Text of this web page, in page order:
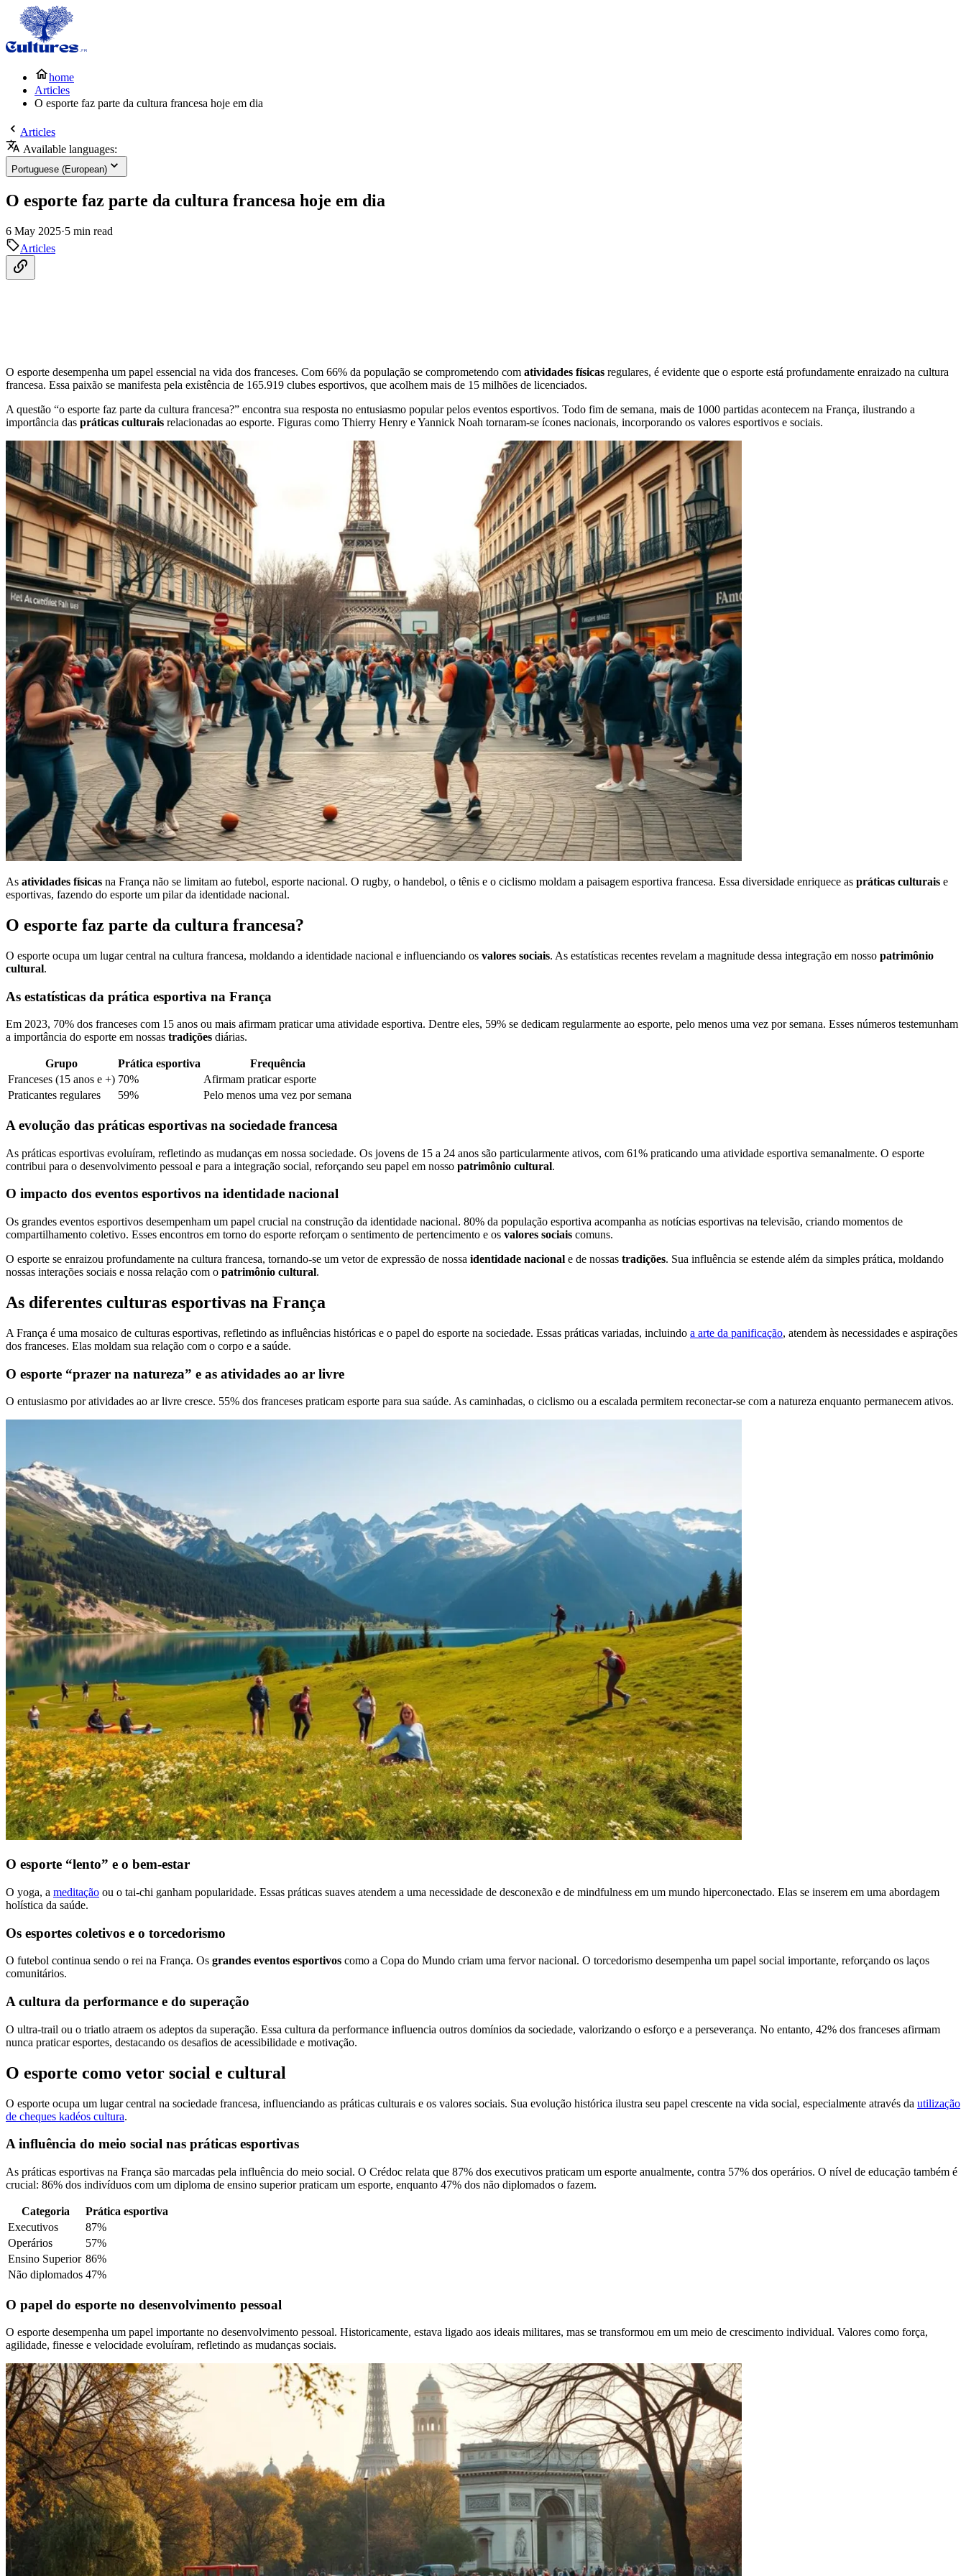
home
Articles
O esporte faz parte da cultura francesa hoje em dia
Articles
Available languages:
Portuguese (European)
O esporte faz parte da cultura francesa hoje em dia
6 May 2025·5 min read
Articles
O esporte desempenha um papel essencial na vida dos franceses. Com 66% da população se comprometendo com atividades físicas regulares, é evidente que o esporte está profundamente enraizado na cultura
francesa. Essa paixão se manifesta pela existência de 165.919 clubes esportivos, que acolhem mais de 15 milhões de licenciados.
A questão “o esporte faz parte da cultura francesa?” encontra sua resposta no entusiasmo popular pelos eventos esportivos. Todo fim de semana, mais de 1000 partidas acontecem na França, ilustrando a
importância das práticas culturais relacionadas ao esporte. Figuras como Thierry Henry e Yannick Noah tornaram-se ícones nacionais, incorporando os valores esportivos e sociais.
As atividades físicas na França não se limitam ao futebol, esporte nacional. O rugby, o handebol, o tênis e o ciclismo moldam a paisagem esportiva francesa. Essa diversidade enriquece as práticas culturais e
esportivas, fazendo do esporte um pilar da identidade nacional.
O esporte faz parte da cultura francesa?
O esporte ocupa um lugar central na cultura francesa, moldando a identidade nacional e influenciando os valores sociais. As estatísticas recentes revelam a magnitude dessa integração em nosso patrimônio
cultural.
As estatísticas da prática esportiva na França
Em 2023, 70% dos franceses com 15 anos ou mais afirmam praticar uma atividade esportiva. Dentre eles, 59% se dedicam regularmente ao esporte, pelo menos uma vez por semana. Esses números testemunham
a importância do esporte em nossas tradições diárias.
Grupo Prática esportiva
Frequência
Franceses (15 anos e +) 70%
Afirmam praticar esporte
Praticantes regulares
59% Pelo menos uma vez por semana
A evolução das práticas esportivas na sociedade francesa
As práticas esportivas evoluíram, refletindo as mudanças em nossa sociedade. Os jovens de 15 a 24 anos são particularmente ativos, com 61% praticando uma atividade esportiva semanalmente. O esporte
contribui para o desenvolvimento pessoal e para a integração social, reforçando seu papel em nosso patrimônio cultural.
O impacto dos eventos esportivos na identidade nacional
Os grandes eventos esportivos desempenham um papel crucial na construção da identidade nacional. 80% da população esportiva acompanha as notícias esportivas na televisão, criando momentos de
compartilhamento coletivo. Esses encontros em torno do esporte reforçam o sentimento de pertencimento e os valores sociais comuns.
O esporte se enraizou profundamente na cultura francesa, tornando-se um vetor de expressão de nossa identidade nacional e de nossas tradições. Sua influência se estende além da simples prática, moldando
nossas interações sociais e nossa relação com o patrimônio cultural.
As diferentes culturas esportivas na França
A França é uma mosaico de culturas esportivas, refletindo as influências históricas e o papel do esporte na sociedade. Essas práticas variadas, incluindo a arte da panificação, atendem às necessidades e aspirações
dos franceses. Elas moldam sua relação com o corpo e a saúde.
O esporte “prazer na natureza” e as atividades ao ar livre
O entusiasmo por atividades ao ar livre cresce. 55% dos franceses praticam esporte para sua saúde. As caminhadas, o ciclismo ou a escalada permitem reconectar-se com a natureza enquanto permanecem ativos.
O esporte “lento” e o bem-estar
O yoga, a meditação ou o tai-chi ganham popularidade. Essas práticas suaves atendem a uma necessidade de desconexão e de mindfulness em um mundo hiperconectado. Elas se inserem em uma abordagem
holística da saúde.
Os esportes coletivos e o torcedorismo
O futebol continua sendo o rei na França. Os grandes eventos esportivos como a Copa do Mundo criam uma fervor nacional. O torcedorismo desempenha um papel social importante, reforçando os laços
comunitários.
A cultura da performance e do superação
O ultra-trail ou o triatlo atraem os adeptos da superação. Essa cultura da performance influencia outros domínios da sociedade, valorizando o esforço e a perseverança. No entanto, 42% dos franceses afirmam
nunca praticar esportes, destacando os desafios de acessibilidade e motivação.
O esporte como vetor social e cultural
O esporte ocupa um lugar central na sociedade francesa, influenciando as práticas culturais e os valores sociais. Sua evolução histórica ilustra seu papel crescente na vida social, especialmente através da utilização
de cheques kadéos cultura.
A influência do meio social nas práticas esportivas
As práticas esportivas na França são marcadas pela influência do meio social. O Crédoc relata que 87% dos executivos praticam um esporte anualmente, contra 57% dos operários. O nível de educação também é
crucial: 86% dos indivíduos com um diploma de ensino superior praticam um esporte, enquanto 47% dos não diplomados o fazem.
Categoria
Prática esportiva
Executivos
87%
Operários
57%
Ensino Superior 86%
Não diplomados 47%
O papel do esporte no desenvolvimento pessoal
O esporte desempenha um papel importante no desenvolvimento pessoal. Historicamente, estava ligado aos ideais militares, mas se transformou em um meio de crescimento individual. Valores como força,
agilidade, finesse e velocidade evoluíram, refletindo as mudanças sociais.